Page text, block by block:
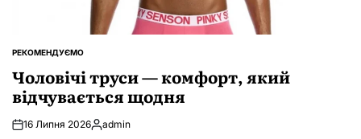
ОПУБЛІКУВАТИ
РЕКОМЕНДУЄМО
Чоловічі труси — комфорт, який
відчувається щодня
16 Липня 2026Опубліковано
admin